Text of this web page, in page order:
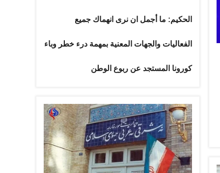
الحكيم: ما أجمل ان نرى انهماك جميع
الفعاليات والجهات المعنية بمهمة درء خطر وباء
كورونا المستجد عن ربوع الوطن